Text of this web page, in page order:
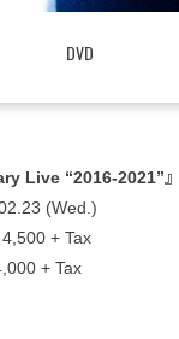
DVD
Live “2016-2021”』
(Wed.)
+ Tax
+ Tax